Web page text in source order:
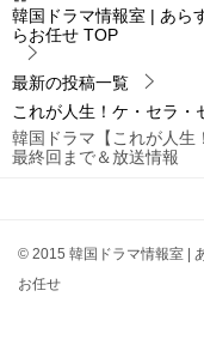
韓国ドラマ情報室 | あら
らお任せ TOP
最新の投稿一覧
これが人生！ケ・セラ・
韓国ドラマ【これが人生
最終回まで＆放送情報
© 2015 韓国ドラマ情報室 |
お任せ